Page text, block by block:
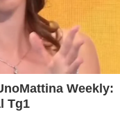
Weekly:
Tg1